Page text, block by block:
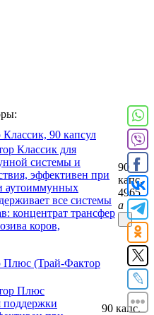
90 капсул
90
капс.
4965
a
Плюс (Трай-Фактор
90 капс.